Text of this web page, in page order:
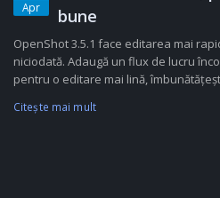
Apr
bune
OpenShot 3.5.1 face editarea mai
niciodată. Adaugă un flux de lucru
pentru o editare mai lină,
Citeşte mai mult